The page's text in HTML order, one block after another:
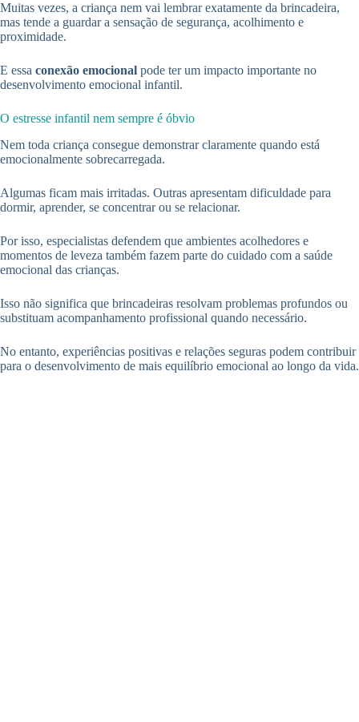
Muitas vezes, a criança nem vai lembrar exatamente da brincadeira,
mas tende a guardar a sensação de segurança, acolhimento e
proximidade.
E essa conexão emocional pode ter um impacto importante no
desenvolvimento emocional infantil.
O estresse infantil nem sempre é óbvio
Nem toda criança consegue demonstrar claramente quando está
emocionalmente sobrecarregada.
Algumas ficam mais irritadas. Outras apresentam dificuldade para
dormir, aprender, se concentrar ou se relacionar.
Por isso, especialistas defendem que ambientes acolhedores e
momentos de leveza também fazem parte do cuidado com a saúde
emocional das crianças.
Isso não significa que brincadeiras resolvam problemas profundos ou
substituam acompanhamento profissional quando necessário.
No entanto, experiências positivas e relações seguras podem contribuir
para o desenvolvimento de mais equilíbrio emocional ao longo da vida.